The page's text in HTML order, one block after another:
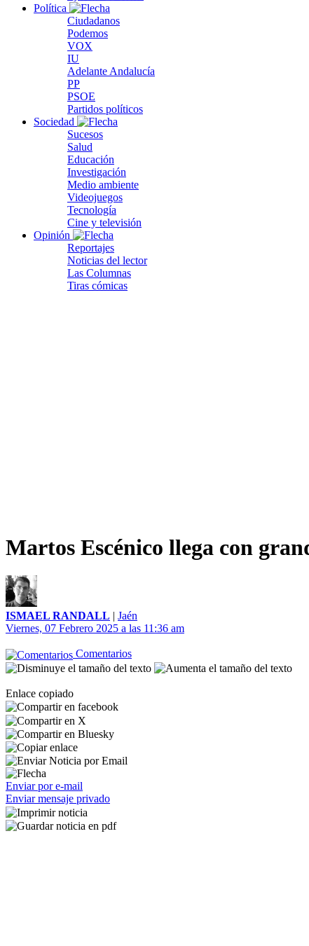
Política
Ciudadanos
Podemos
VOX
IU
Adelante Andalucía
PP
PSOE
Partidos políticos
Sociedad
Sucesos
Salud
Educación
Investigación
Medio ambiente
Videojuegos
Tecnología
Cine y televisión
Opinión
Reportajes
Noticias del lector
Las Columnas
Tiras cómicas
Martos Escénico llega con
ISMAEL RANDALL | Jaén
Viernes, 07 Febrero 2025 a las 11:36 am
Comentarios
Enlace copiado
Enviar por e-mail
Enviar mensaje privado